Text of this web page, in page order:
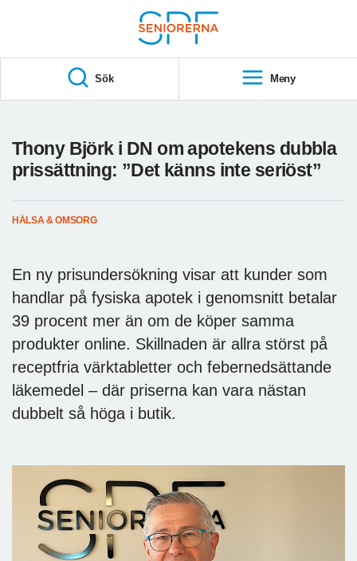
S
A
Sök Meny
Thony Björk i DN om apotekens dubbla
prissättning: ”Det känns inte seriöst”
HÄLSA & OMSORG
En ny prisundersökning visar att kunder som
handlar på fysiska apotek i genomsnitt betalar
39 procent mer än om de köper samma
produkter online. Skillnaden är allra störst på
receptfria värktabletter och febernedsättande
läkemedel – där priserna kan vara nästan
dubbelt så höga i butik.